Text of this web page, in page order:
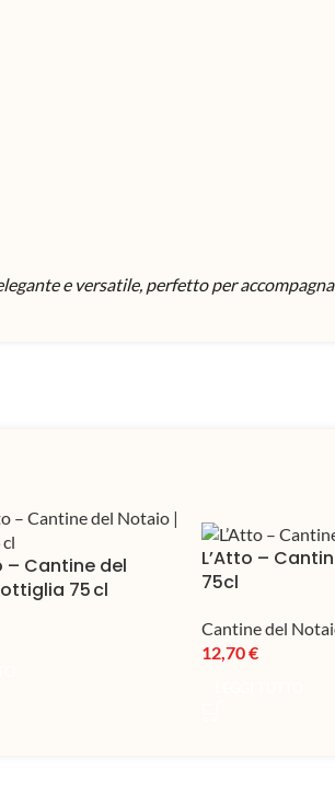
e versatile, perfetto per
– Cantine del
75 cl
L’Atto –
75cl
Cantine del
12,70€